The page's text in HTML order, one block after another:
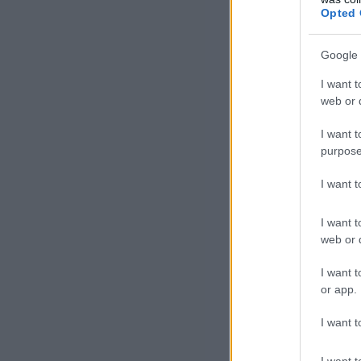
Opted
Google
I want
web or
I want
I want
I want
web or
I want
or app.
I want
A